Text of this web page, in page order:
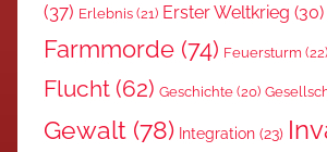
(37) Erlebnis (21) Erster Weltkrieg (30)
Farmmorde (74) Feuersturm (22)
Flucht (62) Geschichte (20)
Gewalt (78) Integration (23)